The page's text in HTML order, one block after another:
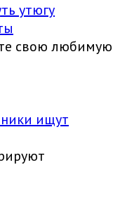
утюгу
свою любимую
ищут